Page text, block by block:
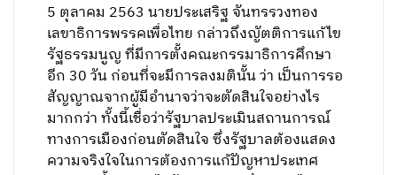
5 ตุลาคม 2563 นายประเสริฐ จันทรรวงทอง
เลขาธิการพรรคเพื่อไทย กล่าวถึงญัตติการแก้ไข
รัฐธรรมนูญ ที่มีการตั้งคณะกรรมาธิการศึกษา
อีก 30 วัน ก่อนที่จะมีการลงมตินั้น ว่า เป็นการรอ
สัญญาณจากผู้มีอำนาจว่าจะตัดสินใจอย่างไร
มากกว่า ทั้งนี้เชื่อว่ารัฐบาลประเมินสถานการณ์
ทางการเมืองก่อนตัดสินใจ ซึ่งรัฐบาลต้องแสดง
ความจริงใจในการต้องการแก้ปัญหาประเทศ